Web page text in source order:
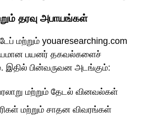
தரவு அபாயங்கள்
மற்றும் youaresearching.com
பயனர் தகவல்களைச்
இதில் பின்வருவன அடங்கும்:
மற்றும் தேடல் வினவல்கள்
மற்றும் சாதன விவரங்கள்